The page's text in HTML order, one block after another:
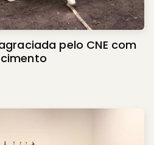
pelo CNE com